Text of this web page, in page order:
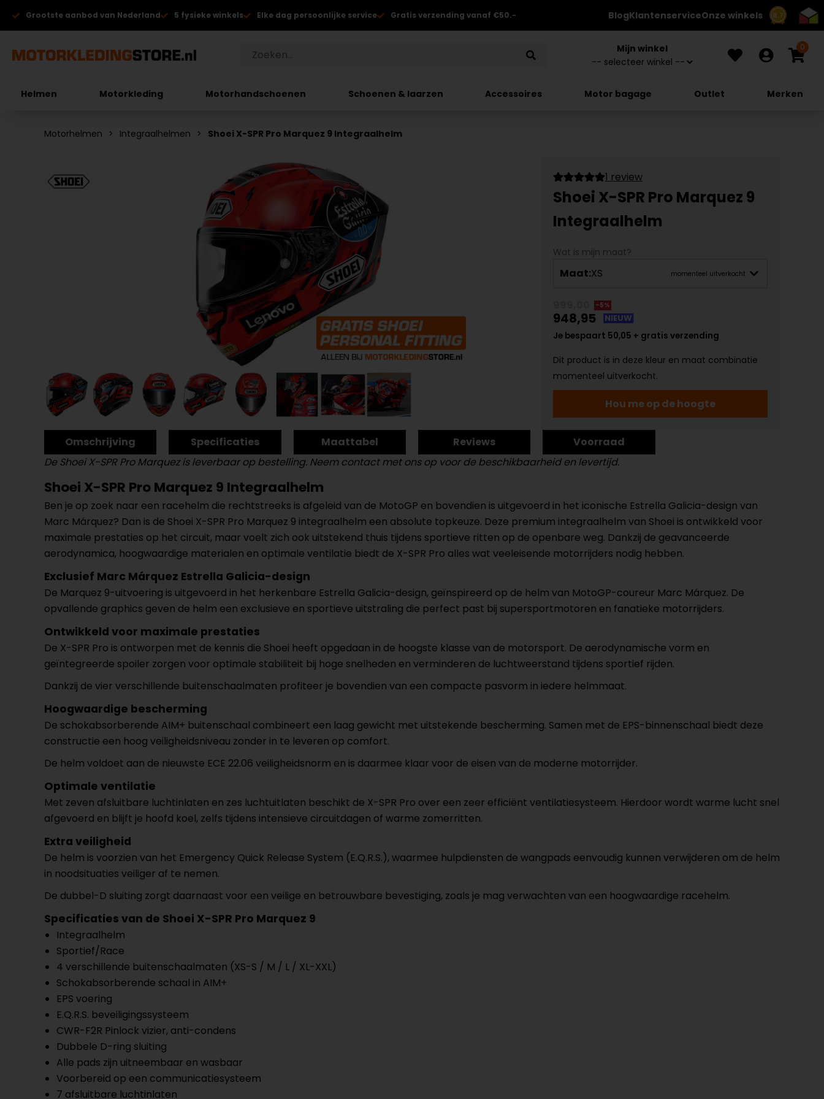
8.7
Grootste aanbod van Nederland 5 fysieke winkels Elke dag persoonlijke service Gratis verzending vanaf €50.- BlogKlantenserviceOnze winkels
Mijn winkel 0
Helmen Motorkleding Motorhandschoenen Schoenen & laarzen Accessoires Motor bagage Outlet Merken
Motorhelmen Integraalhelmen Shoei X-SPR Pro Marquez 9 Integraalhelm
1 review
Shoei X-SPR Pro Marquez 9
Integraalhelm
Wat is mijn maat?
Maat:XS momenteel uitverkocht
-5%
948,95
NIEUW
Je bespaart 50,05 + gratis verzending
Dit product is in deze kleur en maat combinatie
momenteel uitverkocht.
Hou me op de hoogte
Omschrijving Specificaties Maattabel Reviews
Voorraad
De Shoei X-SPR Pro Marquez is leverbaar op bestelling. Neem contact met ons op voor de beschikbaarheid en levertijd.
Shoei X-SPR Pro Marquez 9 Integraalhelm
Ben je op zoek naar een racehelm die rechtstreeks is afgeleid van de MotoGP en bovendien is uitgevoerd in het iconische Estrella Galicia-design van
Marc Márquez? Dan is de Shoei X-SPR Pro Marquez 9 integraalhelm een absolute topkeuze. Deze premium integraalhelm van Shoei is ontwikkeld voor
maximale prestaties op het circuit, maar voelt zich ook uitstekend thuis tijdens sportieve ritten op de openbare weg. Dankzij de geavanceerde
aerodynamica, hoogwaardige materialen en optimale ventilatie biedt de X-SPR Pro alles wat veeleisende motorrijders nodig hebben.
Exclusief Marc Márquez Estrella Galicia-design
De Marquez 9-uitvoering is uitgevoerd in het herkenbare Estrella Galicia-design, geïnspireerd op de helm van MotoGP-coureur Marc Márquez. De
opvallende graphics geven de helm een exclusieve en sportieve uitstraling die perfect past bij supersportmotoren en fanatieke motorrijders.
Ontwikkeld voor maximale prestaties
De X-SPR Pro is ontworpen met de kennis die Shoei heeft opgedaan in de hoogste klasse van de motorsport. De aerodynamische vorm en
geïntegreerde spoiler zorgen voor optimale stabiliteit bij hoge snelheden en verminderen de luchtweerstand tijdens sportief rijden.
Dankzij de vier verschillende buitenschaalmaten profiteer je bovendien van een compacte pasvorm in iedere helmmaat.
Hoogwaardige bescherming
De schokabsorberende AIM+ buitenschaal combineert een laag gewicht met uitstekende bescherming. Samen met de EPS-binnenschaal biedt deze
constructie een hoog veiligheidsniveau zonder in te leveren op comfort.
De helm voldoet aan de nieuwste ECE 22.06 veiligheidsnorm en is daarmee klaar voor de eisen van de moderne motorrijder.
Optimale ventilatie
Met zeven afsluitbare luchtinlaten en zes luchtuitlaten beschikt de X-SPR Pro over een zeer efficiënt ventilatiesysteem. Hierdoor wordt warme lucht snel
afgevoerd en blijft je hoofd koel, zelfs tijdens intensieve circuitdagen of warme zomerritten.
Extra veiligheid
De helm is voorzien van het Emergency Quick Release System (E.Q.R.S.), waarmee hulpdiensten de wangpads eenvoudig kunnen verwijderen om de helm
in noodsituaties veiliger af te nemen.
De dubbel-D sluiting zorgt daarnaast voor een veilige en betrouwbare bevestiging, zoals je mag verwachten van een hoogwaardige racehelm.
Specificaties van de Shoei X-SPR Pro Marquez 9
Integraalhelm
Sportief/Race
4 verschillende buitenschaalmaten (XS-S / M / L / XL-XXL)
Schokabsorberende schaal in AIM+
EPS voering
E.Q.R.S. beveiligingssysteem
CWR-F2R Pinlock vizier, anti-condens
Dubbele D-ring sluiting
Alle pads zijn uitneembaar en wasbaar
Voorbereid op een communicatiesysteem
7 afsluitbare luchtinlaten